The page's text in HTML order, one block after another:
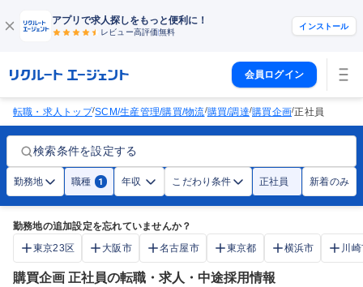
アプリで求人探しをもっと便利に！
レビュー高評価無料
インストール
会員ログイン
転職・求人トップ/SCM/生産管理/購買/物流/購買/調達/購買企画/正社員
検索条件を設定する
勤務地 職種 1 年収 こだわり条件 正社員 新着のみ
勤務地の追加設定を忘れていませんか？
東京23区
大阪市 名古屋市 東京都 横浜市 川
購買企画 正社員の転職・求人・中途採用情報